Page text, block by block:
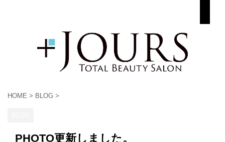
HOME > BLOG >
PHOTO更新しました。